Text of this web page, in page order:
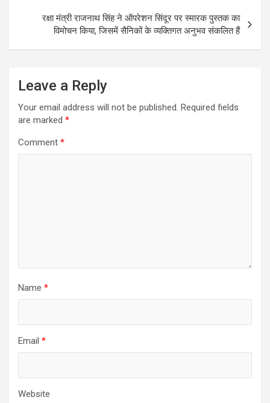
रक्षा मंत्री राजनाथ सिंह ने ऑपरेशन सिंदूर पर स्मारक पुस्तक का
विमोचन किया, जिसमें सैनिकों के व्यक्तिगत अनुभव संकलित हैं
Leave a Reply
Your email address will not be published. Required fields
are marked *
Comment *
Name *
Email *
Website